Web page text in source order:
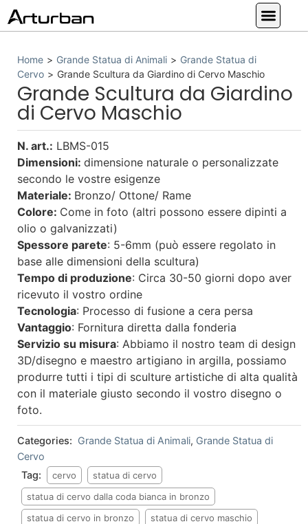
Home > Grande Statua di Animali > Grande Statua di
Cervo > Grande Scultura da Giardino di Cervo Maschio
Grande Scultura da Giardino
di Cervo Maschio
N. art.: LBMS-015
Dimensioni: dimensione naturale o personalizzate
secondo le vostre esigenze
Materiale: Bronzo/ Ottone/ Rame
Colore: Come in foto (altri possono essere dipinti a
olio o galvanizzati)
Spessore parete: 5-6mm (può essere regolato in
base alle dimensioni della scultura)
Tempo di produzione: Circa 30-50 giorni dopo aver
ricevuto il vostro ordine
Tecnologia: Processo di fusione a cera persa
Vantaggio: Fornitura diretta dalla fonderia
Servizio su misura: Abbiamo il nostro team di design
3D/disegno e maestro artigiano in argilla, possiamo
produrre tutti i tipi di sculture artistiche di alta qualità
con il materiale giusto secondo il vostro disegno o
foto.
Categories: Grande Statua di Animali, Grande Statua di
Cervo
Tag:
cervo
statua di cervo
statua di cervo dalla coda bianca in bronzo
statua di cervo in bronzo
statua di cervo maschio